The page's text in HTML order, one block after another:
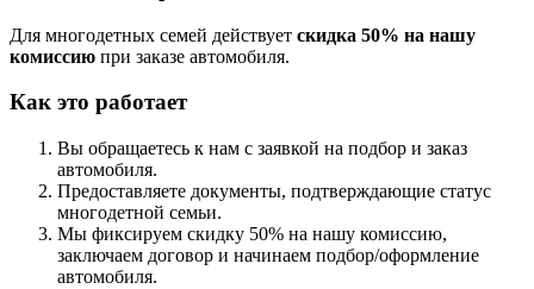
Для многодетных семей действует скидка 50% на нашу
комиссию при заказе автомобиля.
Как это работает
Вы обращаетесь к нам с заявкой на подбор и заказ
автомобиля.
Предоставляете документы, подтверждающие статус
многодетной семьи.
Мы фиксируем скидку 50% на нашу комиссию,
заключаем договор и начинаем подбор/оформление
автомобиля.